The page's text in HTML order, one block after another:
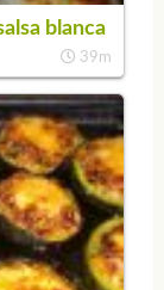
blanca
39m